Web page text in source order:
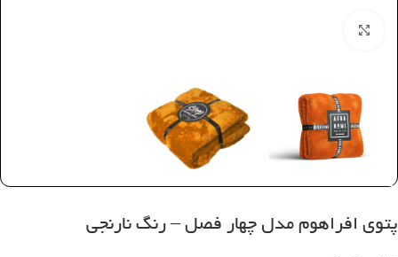
پتوی افراهوم مدل چهار فصل – رنگ نارنجی